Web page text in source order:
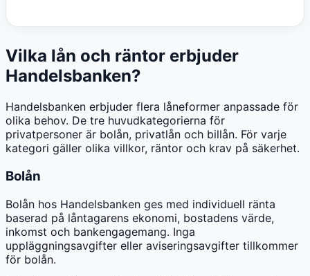
Vilka lån och räntor erbjuder
Handelsbanken?
Handelsbanken erbjuder flera låneformer anpassade för
olika behov. De tre huvudkategorierna för
privatpersoner är bolån, privatlån och billån. För varje
kategori gäller olika villkor, räntor och krav på säkerhet.
Bolån
Bolån hos Handelsbanken ges med individuell ränta
baserad på låntagarens ekonomi, bostadens värde,
inkomst och bankengagemang. Inga
uppläggningsavgifter eller aviseringsavgifter tillkommer
för bolån.